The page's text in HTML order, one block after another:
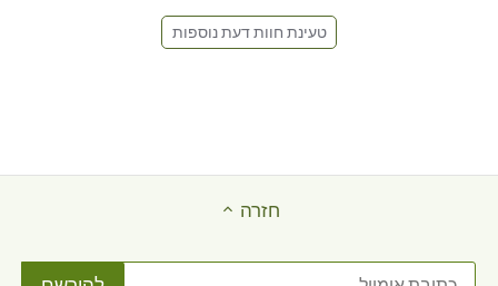
טעינת חוות דעת נוספות
חזרה